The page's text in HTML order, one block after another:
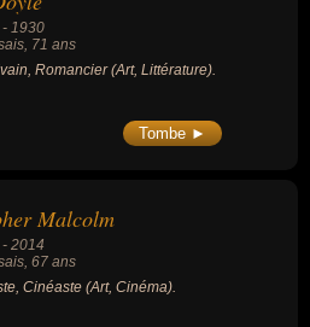
- 1930
, 71 ans
Romancier (Art, Littérature).
Tombe ►
Malcolm
- 2014
, 67 ans
Cinéaste (Art, Cinéma).